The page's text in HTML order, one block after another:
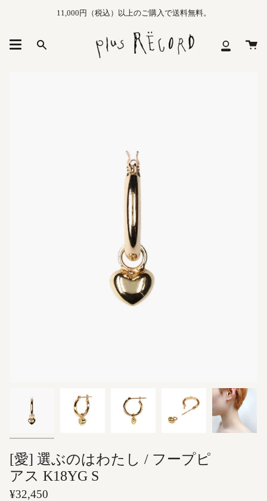
11,000円（税込）以上のご購入で送料無料。
Search
マ
カ
[愛] 選ぶのはわたし / フープピ
アス K18YG S
¥32,450